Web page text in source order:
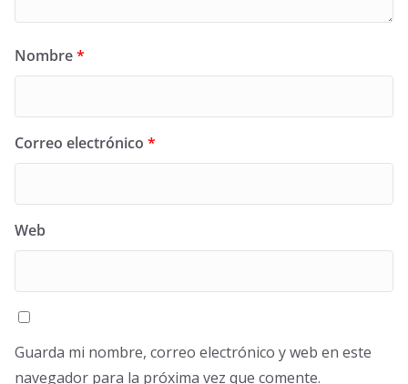
Nombre*
Correo electrónico *
Web
Guarda mi nombre, correo electrónico y web en este
navegador para la próxima vez que comente.